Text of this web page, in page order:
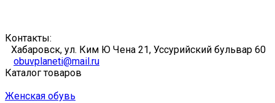
Контакты:
Хабаровск, ул. Ким Ю Чена 21, Уссурийский бульвар 60
obuvplaneti@mail.ru
Каталог товаров
Женская обувь